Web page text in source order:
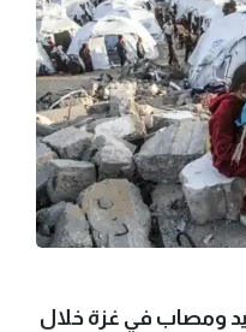
شهيد ومصاب في غزة خلال